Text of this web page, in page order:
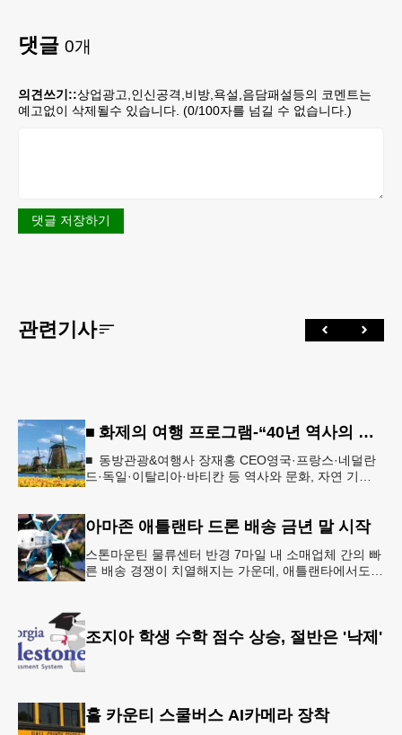
댓글 0개
의견쓰기::상업광고,인신공격,비방,욕설,음담패설등의 코멘트는
예고없이 삭제될수 있습니다. (0/100자를 넘길 수 없습니다.)
댓글 저장하기
관련기사
■ 화제의 여행 프로그램-“40년 역사의 신뢰… 서유럽 8개국 13일 대장정”
■ 동방관광&여행사 장재홍 CEO영국·프랑스·네덜란
드·독일·이탈리아·바티칸 등 역사와 문화, 자연 기
아마존 애틀랜타 드론 배송 금년 말 시작
스톤마운틴 물류센터 반경 7마일 내 소매업체 간의 빠
른 배송 경쟁이 치열해지는 가운데, 애틀랜타에서도
조지아 학생 수학 점수 상승, 절반은 '낙제'
홀 카운티 스쿨버스 AI카메라 장착